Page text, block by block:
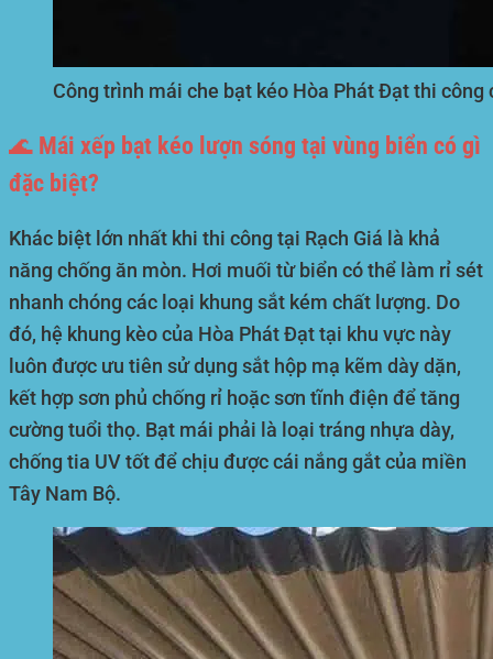
Công trình mái che bạt kéo Hòa Phát Đạt thi
🌊 Mái xếp bạt kéo lượn sóng tại vùng biển có gì
đặc biệt?
Khác biệt lớn nhất khi thi công tại Rạch Giá là khả
năng chống ăn mòn. Hơi muối từ biển có thể làm rỉ sét
nhanh chóng các loại khung sắt kém chất lượng. Do
đó, hệ khung kèo của Hòa Phát Đạt tại khu vực này
luôn được ưu tiên sử dụng sắt hộp mạ kẽm dày dặn,
kết hợp sơn phủ chống rỉ hoặc sơn tĩnh điện để tăng
cường tuổi thọ. Bạt mái phải là loại tráng nhựa dày,
chống tia UV tốt để chịu được cái nắng gắt của miền
Tây Nam Bộ.